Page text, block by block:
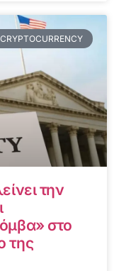
CRYPTOCURRENCY
την
στο
της